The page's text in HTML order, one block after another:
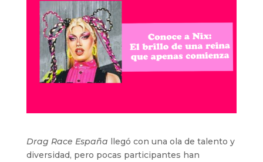
Drag Race España llegó con una ola de talento y
diversidad, pero pocas participantes han